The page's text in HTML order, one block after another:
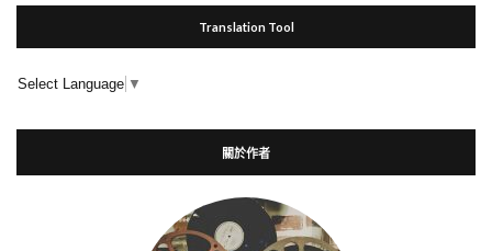
Translation Tool
Select Language ▼
關於作者